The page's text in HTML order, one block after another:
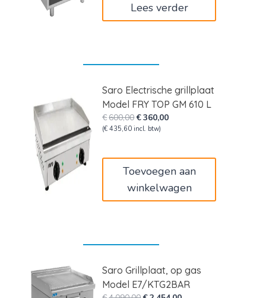
Lees verder
Saro Electrische grillplaat
Model FRY TOP GM 610 L
€600,00Oorspronkelijke
prijs
€360,00Huidige
(€ 435,60 incl. btw)
Toevoegen aan
winkelwagen
Saro Grillplaat, op gas
Model E7/KTG2BAR